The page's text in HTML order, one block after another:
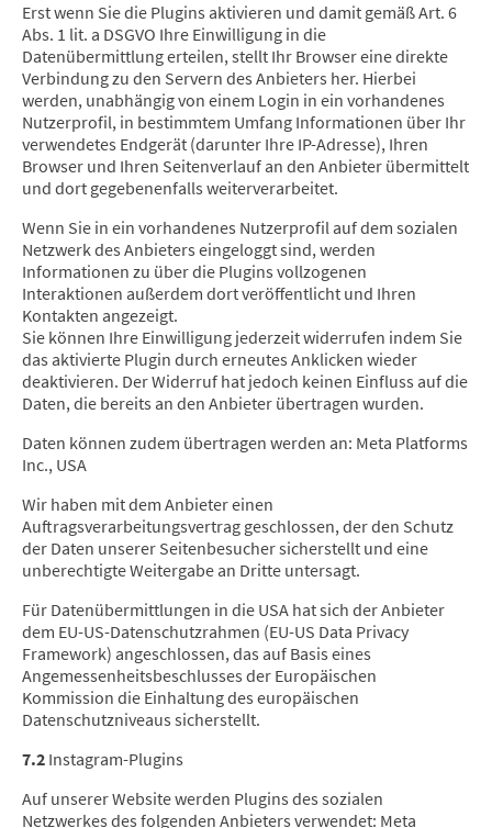
Erst wenn Sie die Plugins aktivieren und damit gemäß Art. 6
Abs. 1 lit. a DSGVO Ihre Einwilligung in die
Datenübermittlung erteilen, stellt Ihr Browser eine direkte
Verbindung zu den Servern des Anbieters her. Hierbei
werden, unabhängig von einem Login in ein vorhandenes
Nutzerprofil, in bestimmtem Umfang Informationen über Ihr
verwendetes Endgerät (darunter Ihre IP-Adresse), Ihren
Browser und Ihren Seitenverlauf an den Anbieter übermittelt
und dort gegebenenfalls weiterverarbeitet.
Wenn Sie in ein vorhandenes Nutzerprofil auf dem sozialen
Netzwerk des Anbieters eingeloggt sind, werden
Informationen zu über die Plugins vollzogenen
Interaktionen außerdem dort veröffentlicht und Ihren
Kontakten angezeigt.
Sie können Ihre Einwilligung jederzeit widerrufen indem Sie
das aktivierte Plugin durch erneutes Anklicken wieder
deaktivieren. Der Widerruf hat jedoch keinen Einfluss auf die
Daten, die bereits an den Anbieter übertragen wurden.
Daten können zudem übertragen werden an: Meta Platforms
Inc., USA
Wir haben mit dem Anbieter einen
Auftragsverarbeitungsvertrag geschlossen, der den Schutz
der Daten unserer Seitenbesucher sicherstellt und eine
unberechtigte Weitergabe an Dritte untersagt.
Für Datenübermittlungen in die USA hat sich der Anbieter
dem EU-US-Datenschutzrahmen (EU-US Data Privacy
Framework) angeschlossen, das auf Basis eines
Angemessenheitsbeschlusses der Europäischen
Kommission die Einhaltung des europäischen
Datenschutzniveaus sicherstellt.
7.2 Instagram-Plugins
Auf unserer Website werden Plugins des sozialen
Netzwerkes des folgenden Anbieters verwendet: Meta